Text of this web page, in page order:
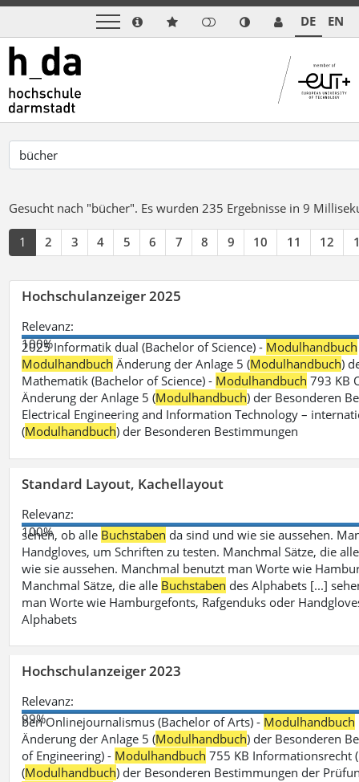
DE EN
Gesucht nach "bücher". Es wurden 235 Ergebnisse in 9
1 2 3 4 5 6 7 8 9 10 11 12
Hochschulanzeiger 2025
Relevanz:
100%
2025 Informatik dual (Bachelor of Science) - Modulhandbuch
Modulhandbuch Änderung der Anlage 5 (Modulhandbuch)
Mathematik (Bachelor of Science) - Modulhandbuch 793 KB
Änderung der Anlage 5 (Modulhandbuch) der Besonderen
Electrical Engineering and Information Technology –
(Modulhandbuch) der Besonderen Bestimmungen
Standard Layout, Kachellayout
Relevanz:
100%
sehen, ob alle Buchstaben da sind und wie sie aussehen.
Handgloves, um Schriften zu testen. Manchmal Sätze, die
wie sie aussehen. Manchmal benutzt man Worte wie
Manchmal Sätze, die alle Buchstaben des Alphabets [...]
man Worte wie Hamburgefonts, Rafgenduks oder
Alphabets
Hochschulanzeiger 2023
Relevanz:
99%
ben Onlinejournalismus (Bachelor of Arts) - Modulhandbuch
Änderung der Anlage 5 (Modulhandbuch) der Besonderen
of Engineering) - Modulhandbuch 755 KB Informationsrecht
(Modulhandbuch) der Besonderen Bestimmungen der